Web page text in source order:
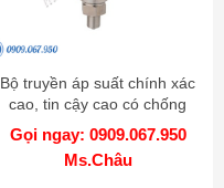
Bộ truyền áp suất chính xác
cao, tin cậy cao có chống
cháy nổ - Model KT-302H
Gọi ngay: 0909.067.950
Ms.Châu